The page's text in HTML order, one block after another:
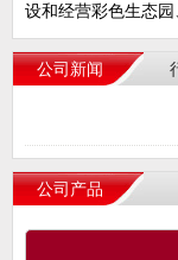
设和经营彩色生态
公司新闻
公司产品